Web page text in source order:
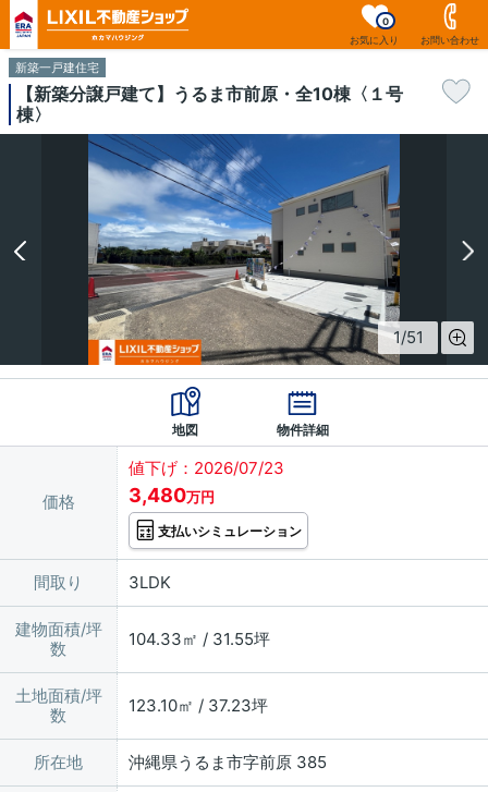
お気に入り
0
お問い合わせ
新築一戸建住宅
【新築分譲戸建て】うるま市前原・全10棟〈１号
棟〉
1/51
地図 物件詳細
価格
値下げ：2026/07/23
3,480万円
支払いシミュレーション
間取り 3LDK
建物面積/坪
数
104.33㎡ / 31.55坪
土地面積/坪
数
123.10㎡ / 37.23坪
所在地 沖縄県うるま市字前原 385